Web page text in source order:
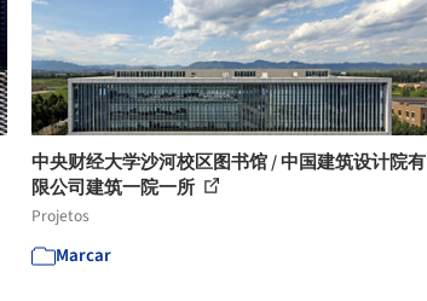
中央财经大学沙河校区图书馆 / 中国建筑设计院有
限公司建筑一院一所
Projetos
Marcar